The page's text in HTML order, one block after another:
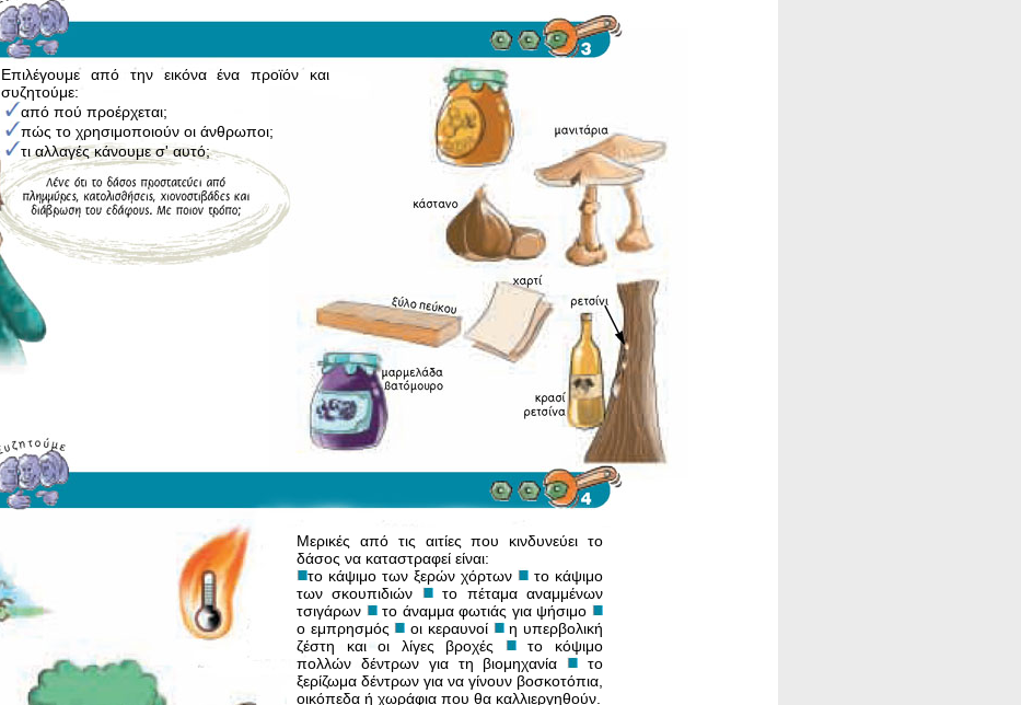
Επιλέγουμε από την εικόνα ένα προϊόν και
συζητούμε:
από πού προέρχεται;
πώς το χρησιμοποιούν οι άνθρωποι;
τι αλλαγές κάνουμε σ' αυτό;
Μερικές από τις αιτίες που κινδυνεύει το
δάσος να κατα­στρα­φεί είναι:
το κάψιμο των ξερών χόρτων
το κάψιμο
των σκουπι­διών
το πέταμα αναμμένων
τσιγάρων
το άναμμα φω­τιάς για ψήσιμο
ο εμπρησμός
οι κεραυνοί
η υπερβο­λική
ζέστη και οι λίγες βροχές
το κόψιμο
πολλών δέντρων για τη βιομηχανία
το
ξερίζωμα δέντρων για να γίνουν βοσκο­τόπια,
οικόπεδα ή χωράφια που θα καλλιεργηθούν.